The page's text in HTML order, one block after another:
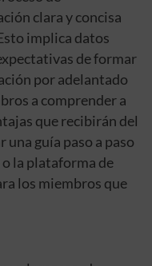
clara y concisa
implica datos
de formar
por adelantado
a comprender a
que recibirán del
guía paso a paso
la plataforma de
los miembros que